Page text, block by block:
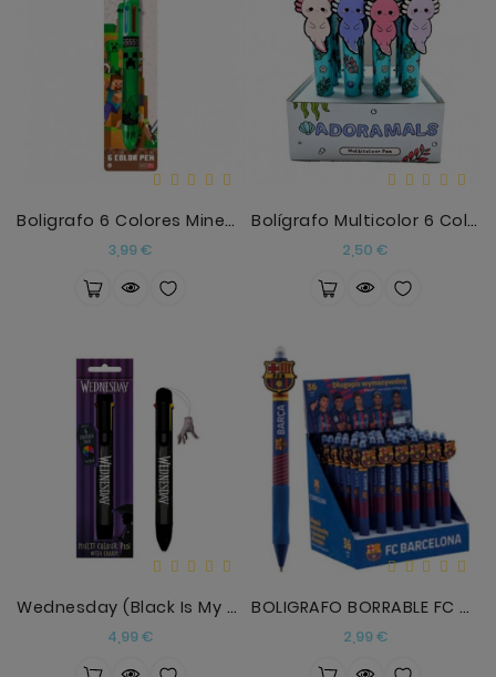
Boligrafo 6 Colores Minecraft
3,99 €
Bolígrafo Multicolor 6 Colores Con Accesorio Maddi
2,50 €
Wednesday (Black Is My Happy Colour) Multi Colour
4,99 €
BOLIGRAFO BORRABLE FC BARCELONA
2,99 €Precio